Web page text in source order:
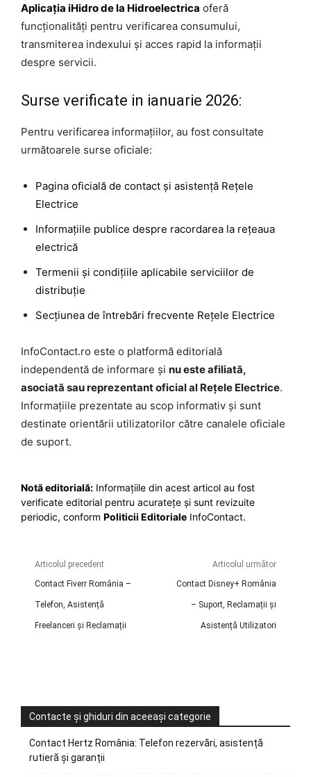
Aplicația iHidro de la Hidroelectrica oferă
funcționalități pentru verificarea consumului,
transmiterea indexului și acces rapid la informații
despre servicii.
Surse verificate in ianuarie 2026:
Pentru verificarea informațiilor, au fost consultate
următoarele surse oficiale:
Pagina oficială de contact și asistență Rețele
Electrice
Informațiile publice despre racordarea la rețeaua
electrică
Termenii și condițiile aplicabile serviciilor de
distribuție
Secțiunea de întrebări frecvente Rețele Electrice
InfoContact.ro este o platformă editorială
independentă de informare și nu este afiliată,
asociată sau reprezentant oficial al Rețele Electrice.
Informațiile prezentate au scop informativ și sunt
destinate orientării utilizatorilor către canalele oficiale
de suport.
Notă editorială: Informațiile din acest articol au fost
verificate editorial pentru acuratețe și sunt revizuite
periodic, conform Politicii Editoriale InfoContact.
Articolul precedent
Contact Fiverr România –
Telefon, Asistență
Freelanceri și Reclamații
Articolul următor
Contact Disney+ România
– Suport, Reclamații și
Asistență Utilizatori
Contacte și ghiduri din aceeași categorie
Contact Hertz România: Telefon rezervări, asistență
rutieră și garanții